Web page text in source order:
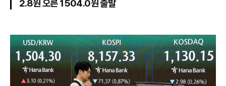
2.8원 오른 1504.0원 출발